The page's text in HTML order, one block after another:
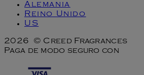
Alemania
Reino Unido
US
2026 © Creed Fragrances
Paga de modo seguro con